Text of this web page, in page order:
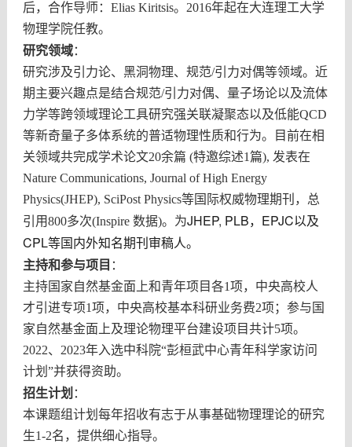
后，合作导师：Elias Kiritsis。2016年起在大连理工大学
物理学院任教。
研究领域：
研究涉及引力论、黑洞物理、规范/引力对偶等领域。近
期主要兴趣点是结合规范/引力对偶、量子场论以及流体
力学等跨领域理论工具研究强关联凝聚态以及低能QCD
等新奇量子多体系统的普适物理性质和行为。目前在相
关领域共完成学术论文20余篇 (特邀综述1篇), 发表在
Nature Communications, Journal of High Energy
Physics(JHEP), SciPost Physics等国际权威物理期刊，总
引用800多次(Inspire 数据)。 为JHEP, PLB， EPJC以及
CPL等国内外知名期刊审稿人。
主持和参与项目 ：
主持国家自然基金面上和青年项目各1项，中央高校人
才引进专项1项， 中央高校基本科研业务费2项 ；参与国
家自然基金面上及理论物理平台建设项目共计5项。
2022、2023年入选中科院“彭桓武中心青年科学家访问
计划”并获得资助。
招生计划：
本课题组计划每年招收有志于从事基础物理理论的研究
生1-2名，提供细心指导。